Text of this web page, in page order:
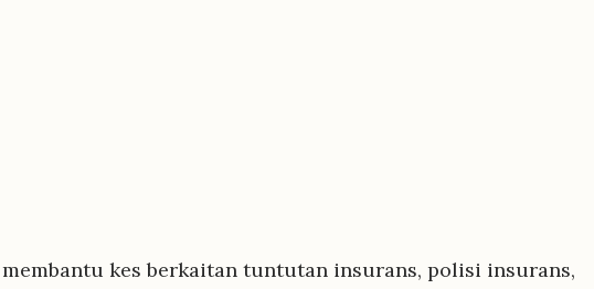
membantu kes berkaitan tuntutan insurans, polisi insurans,